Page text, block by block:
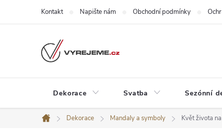
Kontakt Napište nám Obchodní podmínky
Dekorace Svatba Sezónní
Domů
Dekorace Mandaly a symboly Květ života